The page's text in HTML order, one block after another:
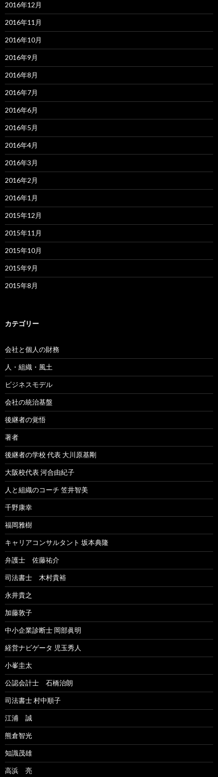
2016年12月
2016年11月
2016年10月
2016年9月
2016年8月
2016年7月
2016年6月
2016年5月
2016年4月
2016年3月
2016年2月
2016年1月
2015年12月
2015年11月
2015年10月
2015年9月
2015年8月
カテゴリー
会社と個人の財務
人・組織・風土
ビジネスモデル
会社の統治基盤
後継者の覚悟
著者
後継者の学校 代表 大川原基剛
大阪校代表 河合由紀子
人と組織のコーチ 笠井智美
千野康幸
福岡雅樹
キャリアコンサルタント 坂本典隆
弁護士 佐藤祐介
司法書士 木村貴裕
永井貴之
加藤敦子
中小企業診断士 岡部眞明
経営ナビゲータ 児玉秀人
小峯圭太
公認会計士 石橋治朗
司法書士 村中順子
江浦 誠
熊倉智光
知識茂雄
高浜 亮